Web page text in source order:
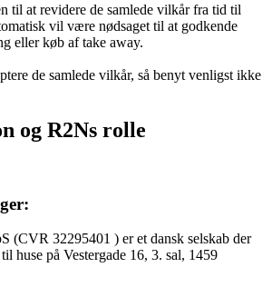
til at revidere de samlede vilkår fra tid til
vil være nødsaget til at godkende
eller køb af take away.
de samlede vilkår, så benyt venligst ikke
og R2Ns rolle
(CVR 32295401 ) er et dansk selskab der
huse på Vestergade 16, 3. sal, 1459